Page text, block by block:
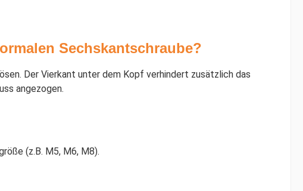
Sechskantschraube?
Der Vierkant unter dem Kopf verhindert zusätzlich das
angezogen.
(z.B. M5, M6, M8).